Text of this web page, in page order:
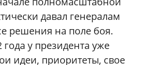
давал генералам
решения на поле боя.
года у президента уже
идеи, приоритеты, свое